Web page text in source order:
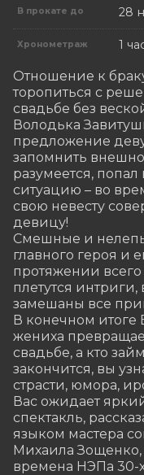
В прокате до 28
Хронометраж 1
Отношение к
торопиться с
свадьбе без
Володька
предложение
запомнить
разумеется,
ситуацию – во
свою невесту
девицу!
Смешные и
главного героя и
протяжении
плетутся интриги,
замешаны все
В конечном итоге
жениха
свадьбе, а кто
закончится, вы
страсти, юмора,
Вас ожидает
спектакль,
языком мастера
Михаила Зощенко,
времена НЭПа 30-